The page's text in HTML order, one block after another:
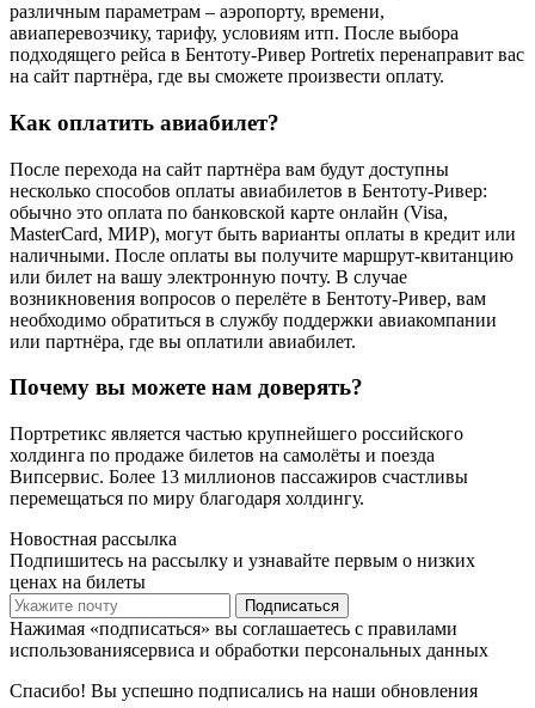
различным параметрам – аэропорту, времени,
авиаперевозчику, тарифу, условиям итп. После выбора
подходящего рейса в Бентоту-Ривер Portretix перенаправит вас
на сайт партнёра, где вы сможете произвести оплату.
Как оплатить авиабилет?
После перехода на сайт партнёра вам будут доступны
несколько способов оплаты авиабилетов в Бентоту-Ривер:
обычно это оплата по банковской карте онлайн (Visa,
MasterCard, МИР), могут быть варианты оплаты в кредит или
наличными. После оплаты вы получите маршрут-квитанцию
или билет на вашу электронную почту. В случае
возникновения вопросов о перелёте в Бентоту-Ривер, вам
необходимо обратиться в службу поддержки авиакомпании
или партнёра, где вы оплатили авиабилет.
Почему вы можете нам доверять?
Портретикс является частью крупнейшего российского
холдинга по продаже билетов на самолёты и поезда
Випсервис. Более 13 миллионов пассажиров счастливы
перемещаться по миру благодаря холдингу.
Новостная рассылка
Подпишитесь на рассылку и узнавайте первым о низких
ценах на билеты
Подписаться
Нажимая «подписаться» вы соглашаетесь с правилами
использованиясервиса и обработки персональных данных
Спасибо! Вы успешно подписались на наши обновления